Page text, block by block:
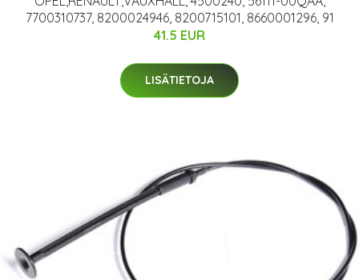
7700310737, 8200024946, 8200715101, 8660001296, 91
41.5 EUR
LISÄTIETOJA